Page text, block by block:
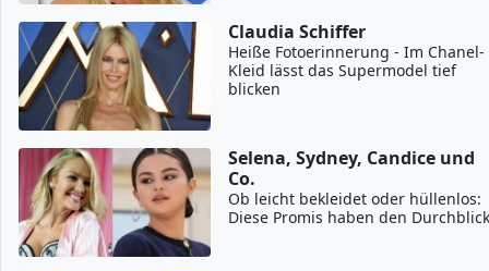
Claudia Schiffer
Heiße Fotoerinnerung - Im Chanel-
Kleid lässt das Supermodel tief
blicken
Selena, Sydney, Candice und
Co.
Ob leicht bekleidet oder hüllenlos:
Diese Promis haben den Durchblick